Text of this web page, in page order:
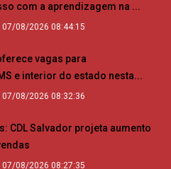
com a aprendizagem na ...
07/08/2026 08:44:15
vagas para
e interior do estado nesta...
07/08/2026 08:32:36
CDL Salvador projeta aumento
07/08/2026 08:27:35